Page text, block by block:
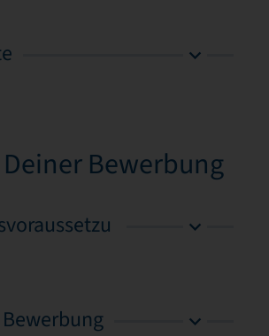
Deiner Bewerbung